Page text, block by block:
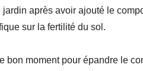
jardin après avoir ajouté le
sur la fertilité du sol.
bon moment pour épandre le